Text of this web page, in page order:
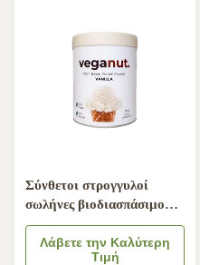
Σύνθετοι στρογγυλοί
σωλήνες βιοδιασπάσιμο
σατέν CMYK χαρτονιού
Λάβετε την Καλύτερη
Τιμή